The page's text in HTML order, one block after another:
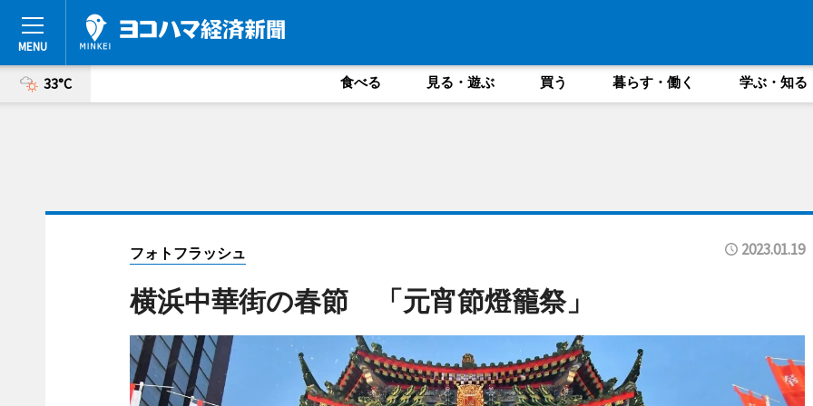
33°C 食べる 見る・遊ぶ 買う 暮らす・働く 学ぶ・知る
フォトフラッシュ 2023.01.19
横浜中華街の春節 「元宵節燈籠祭」